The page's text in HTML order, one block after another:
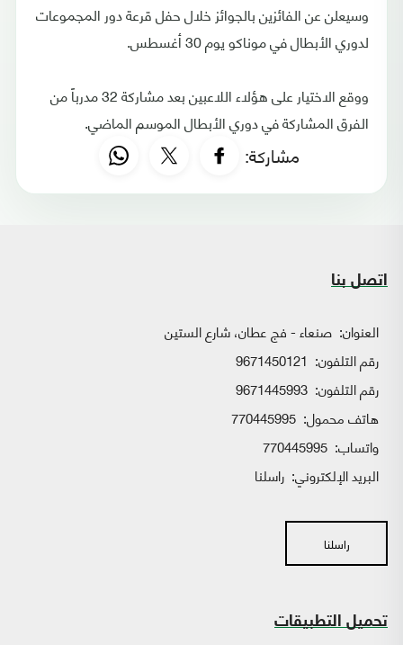
وسيعلن عن الفائزين بالجوائز خلال حفل قرعة دور المجموعات
لدوري الأبطال في موناكو يوم 30 أغسطس.
ووقع الاختيار على هؤلاء اللاعبين بعد مشاركة 32 مدرباً من
الفرق المشاركة في دوري الأبطال الموسم الماضي.
مشاركة:
اتصل بنا
العنوان: صنعاء - فج عطان، شارع الستين
رقم التلفون: 9671450121
رقم التلفون: 9671445993
هاتف محمول: 770445995
واتساب:
البريد الإلكتروني: راسلنا
راسلنا
تحميل التطبيقات